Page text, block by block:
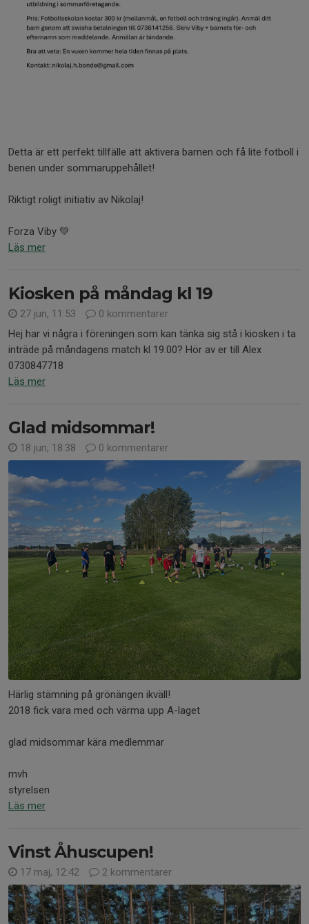
Detta är ett perfekt tillfälle att aktivera barnen och få lite fotboll i
benen under sommaruppehållet!
Riktigt roligt initiativ av Nikolaj!
Forza Viby 💚
Läs mer
Kiosken på måndag kl 19
27 jun, 11:53
0 kommentarer
Hej har vi några i föreningen som kan tänka sig stå i kiosken i ta
inträde på måndagens match kl 19.00? Hör av er till Alex
0730847718
Läs mer
Glad midsommar!
18 jun, 18:38 0 kommentarer
Härlig stämning på grönängen ikväll!
2018 fick vara med och värma upp A-laget
glad midsommar kära medlemmar
mvh
styrelsen
Läs mer
Vinst Åhuscupen!
17 maj, 12:42 2 kommentarer